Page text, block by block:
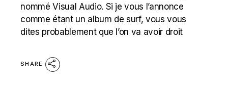
nommé Visual Audio. Si je vous l’annonce
comme étant un album de surf, vous vous
dites probablement que l’on va avoir droit
SHARE